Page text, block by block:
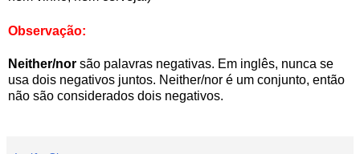
Observação:
Neither/nor são palavras negativas. Em inglês, nunca se
usa dois negativos juntos. Neither/nor é um conjunto, então
não são considerados dois negativos.